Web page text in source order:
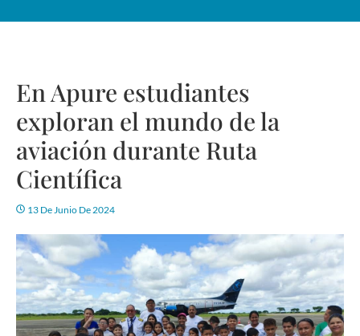
En Apure estudiantes
exploran el mundo de la
aviación durante Ruta
Científica
13 De Junio De 2024